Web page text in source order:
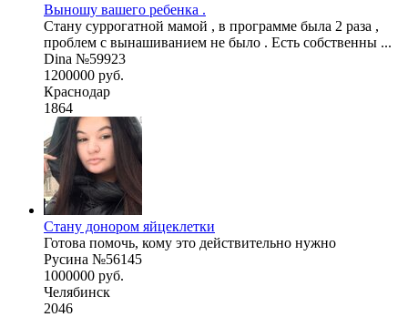
Выношу вашего ребенка .
Стану суррогатной мамой , в программе была 2 раза ,
проблем с вынашиванием не было . Есть собственны ...
Dina №59923
1200000 руб.
Краснодар
1864
Стану донором яйцеклетки
Готова помочь, кому это действительно нужно
Русина №56145
1000000 руб.
Челябинск
2046